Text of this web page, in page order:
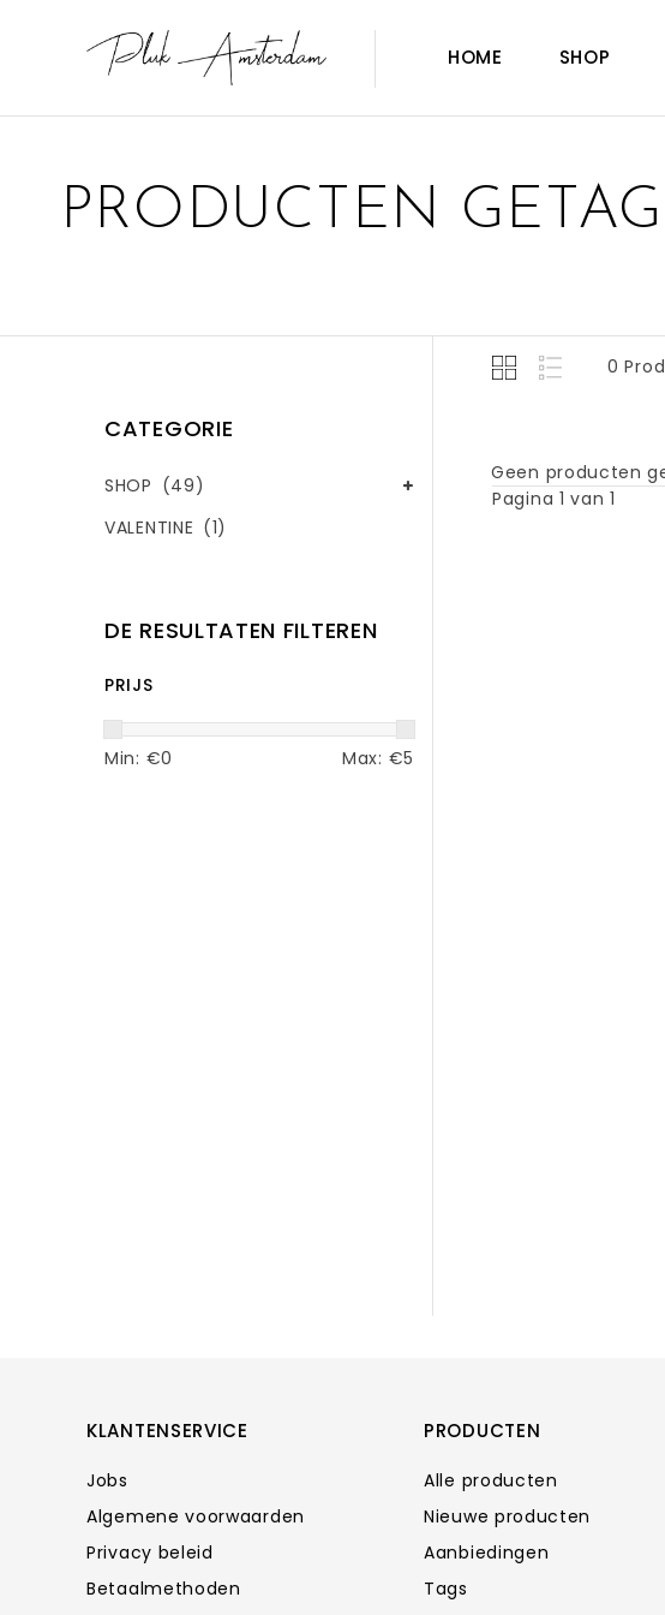
HOME SHOP
PRODUCTEN
CATEGORIE
SHOP (49)
VALENTINE (1)
DE RESULTATEN FILTEREN
PRIJS
Min: €0 Max: €5
0
Geen producten
Pagina 1 van 1
KLANTENSERVICE
Jobs
Algemene voorwaarden
Privacy beleid
Betaalmethoden
PRODUCTEN
Alle producten
Nieuwe producten
Aanbiedingen
Tags